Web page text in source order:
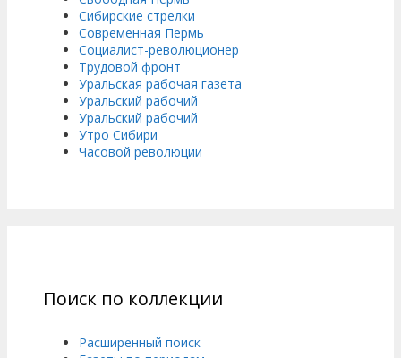
Сибирские стрелки
Современная Пермь
Социалист-революционер
Трудовой фронт
Уральская рабочая газета
Уральский рабочий
Уральский рабочий
Утро Сибири
Часовой революции
Поиск по коллекции
Расширенный поиск